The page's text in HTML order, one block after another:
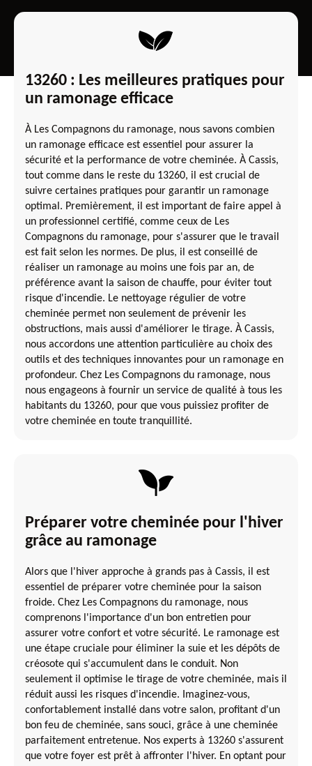
13260 : Les meilleures pratiques pour
un ramonage efficace
À Les Compagnons du ramonage, nous savons combien
un ramonage efficace est essentiel pour assurer la
sécurité et la performance de votre cheminée. À Cassis,
tout comme dans le reste du 13260, il est crucial de
suivre certaines pratiques pour garantir un ramonage
optimal. Premièrement, il est important de faire appel à
un professionnel certifié, comme ceux de Les
Compagnons du ramonage, pour s'assurer que le travail
est fait selon les normes. De plus, il est conseillé de
réaliser un ramonage au moins une fois par an, de
préférence avant la saison de chauffe, pour éviter tout
risque d'incendie. Le nettoyage régulier de votre
cheminée permet non seulement de prévenir les
obstructions, mais aussi d'améliorer le tirage. À Cassis,
nous accordons une attention particulière au choix des
outils et des techniques innovantes pour un ramonage en
profondeur. Chez Les Compagnons du ramonage, nous
nous engageons à fournir un service de qualité à tous les
habitants du 13260, pour que vous puissiez profiter de
votre cheminée en toute tranquillité.
Préparer votre cheminée pour l'hiver
grâce au ramonage
Alors que l'hiver approche à grands pas à Cassis, il est
essentiel de préparer votre cheminée pour la saison
froide. Chez Les Compagnons du ramonage, nous
comprenons l'importance d'un bon entretien pour
assurer votre confort et votre sécurité. Le ramonage est
une étape cruciale pour éliminer la suie et les dépôts de
créosote qui s'accumulent dans le conduit. Non
seulement il optimise le tirage de votre cheminée, mais il
réduit aussi les risques d'incendie. Imaginez-vous,
confortablement installé dans votre salon, profitant d'un
bon feu de cheminée, sans souci, grâce à une cheminée
parfaitement entretenue. Nos experts à 13260 s'assurent
que votre foyer est prêt à affronter l'hiver. En optant pour